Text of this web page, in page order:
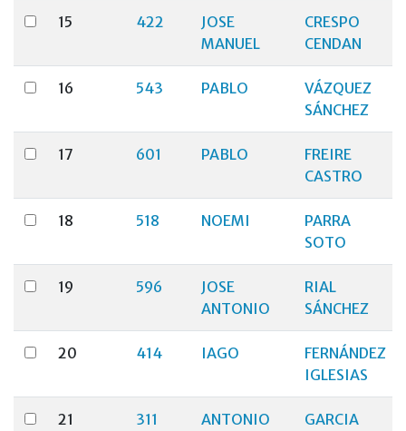
15 422
JOSE
MANUEL
CRESPO
CENDAN
16 543 PABLO
VÁZQUEZ
SÁNCHEZ
17 601 PABLO
FREIRE
CASTRO
18 518 NOEMI
PARRA
SOTO
19 596
JOSE
ANTONIO
RIAL
SÁNCHEZ
20 414 IAGO
FERNÁNDEZ
IGLESIAS
21 311 ANTONIO
GARCIA